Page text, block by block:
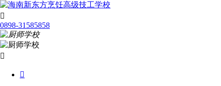

0898-31585858

